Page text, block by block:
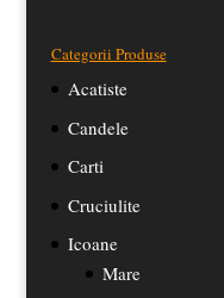
Categorii Produse
Acatiste
Candele
Carti
Cruciulite
Icoane
Mare